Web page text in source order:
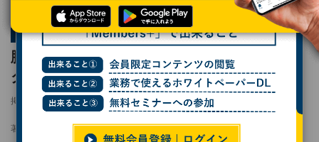
第21回 SDGsビジネスに挑む起業家たち
脱炭素で次世代によりよい世界を - 気候テッ
ク「アスエネ」の挑戦
掲載日 2023/05/10 09:00
著者： プレスラボ・池田園子